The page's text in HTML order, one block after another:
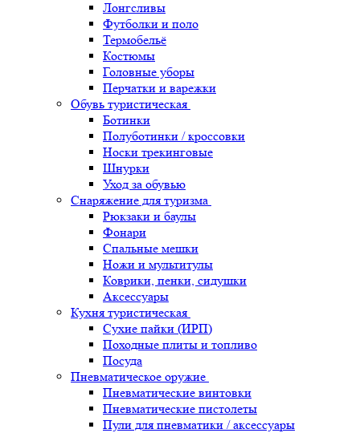
Лонгсливы
Футболки и поло
Термобельё
Костюмы
Головные уборы
Перчатки и варежки
Обувь туристическая
Ботинки
Полуботинки / кроссовки
Носки трекинговые
Шнурки
Уход за обувью
Снаряжение для туризма
Рюкзаки и баулы
Фонари
Спальные мешки
Ножи и мультитулы
Коврики, пенки, сидушки
Аксессуары
Кухня туристическая
Сухие пайки (ИРП)
Походные плиты и топливо
Посуда
Пневматическое оружие
Пневматические винтовки
Пневматические пистолеты
Пули для пневматики / аксессуары